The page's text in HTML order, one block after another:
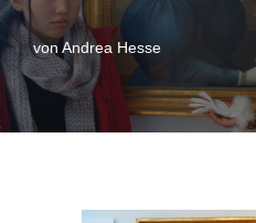
von Andrea Hesse